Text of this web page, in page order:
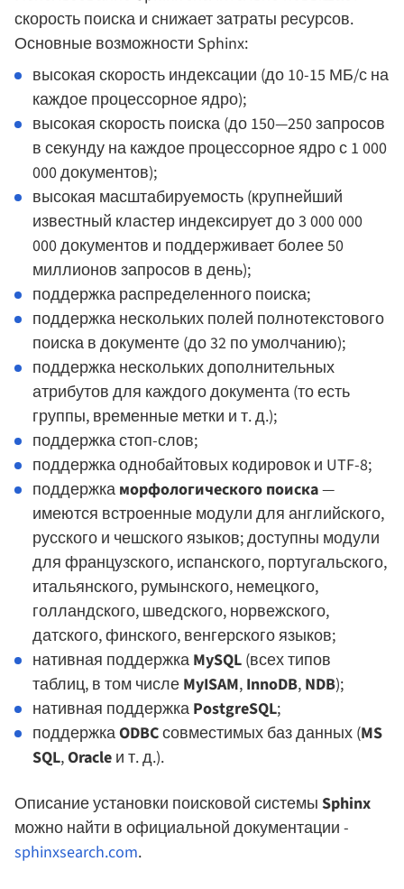
скорость поиска и снижает затраты ресурсов.
Основные возможности Sphinx:
высокая скорость индексации (до 10-15 МБ/с на
каждое процессорное ядро);
высокая скорость поиска (до 150—250 запросов
в секунду на каждое процессорное ядро с 1 000
000 документов);
высокая масштабируемость (крупнейший
известный кластер индексирует до 3 000 000
000 документов и поддерживает более 50
миллионов запросов в день);
поддержка распределенного поиска;
поддержка нескольких полей полнотекстового
поиска в документе (до 32 по умолчанию);
поддержка нескольких дополнительных
атрибутов для каждого документа (то есть
группы, временные метки и т. д.);
поддержка стоп-слов;
поддержка однобайтовых кодировок и UTF-8;
поддержка морфологического поиска—
имеются встроенные модули для английского,
русского и чешского языков; доступны модули
для французского, испанского, португальского,
итальянского, румынского, немецкого,
голландского, шведского, норвежского,
датского, финского, венгерского языков;
нативная поддержка MySQL (всех типов
таблиц, в том числе MyISAM, InnoDB, NDB);
нативная поддержка PostgreSQL;
поддержкаODBCсовместимых баз данных (MS
SQL,Oracle и т. д.).
Описание установки поисковой системы Sphinx
можно найти в официальной документации -
sphinxsearch.com.